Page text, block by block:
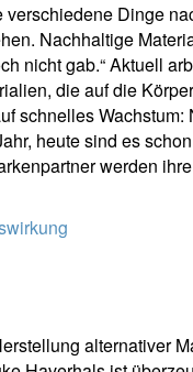
Dinge
Nachhaltige
nicht gab.“ Aktuell
die auf die
schnelles
heute sind es
werden
alternativer